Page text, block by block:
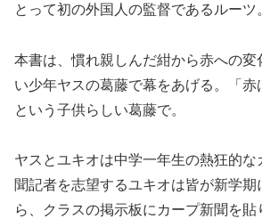
とって初の外国人の監督であるルーツ
本書は、慣れ親しんだ紺から赤への変
い少年ヤスの葛藤で幕をあげる。「赤
という子供らしい葛藤で。
ヤスとユキオは中学一年生の熱狂的
聞記者を志望するユキオは皆が新学
ら、クラスの掲示板にカープ新聞を